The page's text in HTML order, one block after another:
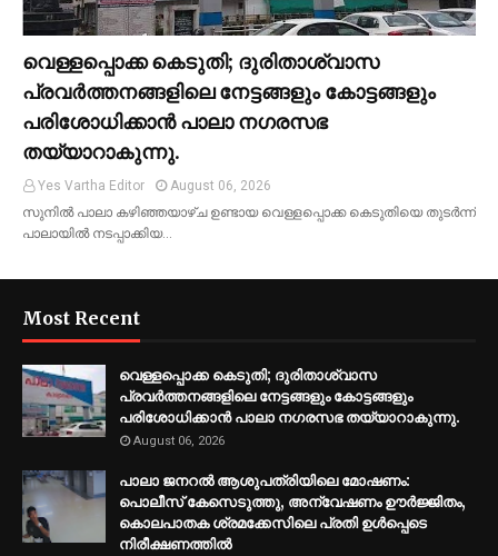
വെള്ളപ്പൊക്ക കെടുതി; ദുരിതാശ്വാസ
പ്രവര്‍ത്തനങ്ങളിലെ നേട്ടങ്ങളും കോട്ടങ്ങളും
പരിശോധിക്കാന്‍ പാലാ നഗരസഭ
തയ്യാറാകുന്നു.
Yes Vartha Editor
August 06, 2026
സുനില്‍ പാലാ കഴിഞ്ഞയാഴ്ച ഉണ്ടായ വെള്ളപ്പൊക്ക കെടുതിയെ തുടര്‍ന്ന്
പാലായില്‍ നടപ്പാക്കിയ…
Most Recent
വെള്ളപ്പൊക്ക കെടുതി; ദുരിതാശ്വാസ
പ്രവര്‍ത്തനങ്ങളിലെ നേട്ടങ്ങളും കോട്ടങ്ങളും
പരിശോധിക്കാന്‍ പാലാ നഗരസഭ തയ്യാറാകുന്നു.
August 06, 2026
പാലാ ജനറല്‍ ആശുപത്രിയിലെ മോഷണം:
പൊലീസ് കേസെടുത്തു, അന്വേഷണം ഊര്‍ജ്ജിതം,
കൊലപാതക ശ്രമക്കേസിലെ പ്രതി ഉള്‍പ്പെടെ
നിരീക്ഷണത്തില്‍